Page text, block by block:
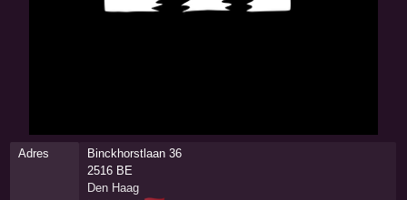
Adres
Binckhorstlaan 36
2516 BE
Den Haag